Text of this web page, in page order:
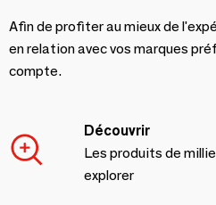
Afin de profiter au mieux de
en relation avec vos marques
compte.
Découvrir
Les produits de
explorer